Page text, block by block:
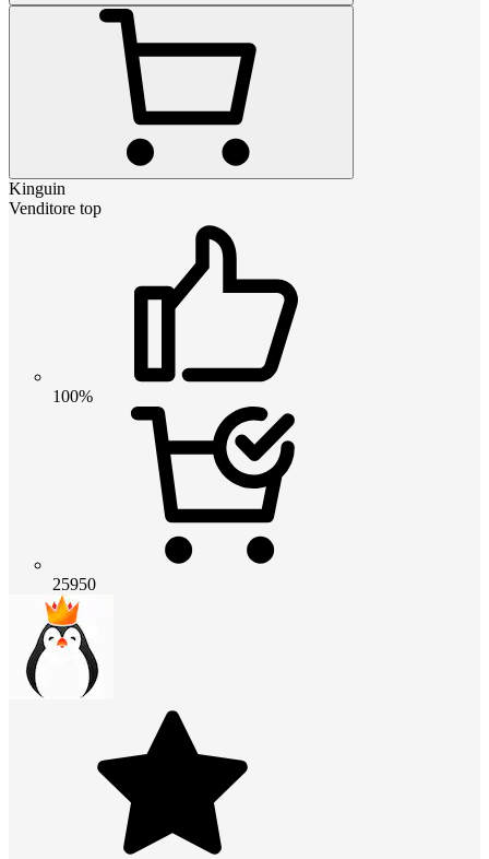
Kinguin
Venditore top
100%
25950